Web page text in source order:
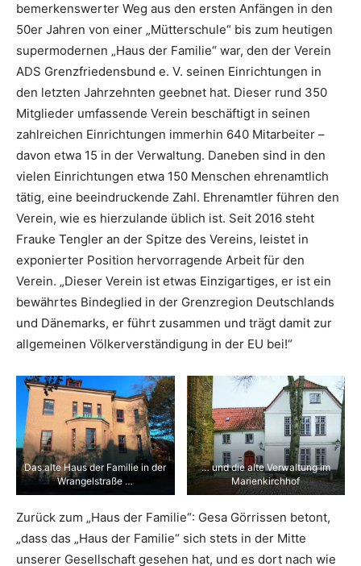
bemerkenswerter Weg aus den ersten Anfängen in den
50er Jahren von einer „Mütterschule“ bis zum heutigen
supermodernen „Haus der Familie“ war, den der Verein
ADS Grenzfriedensbund e. V. seinen Einrichtungen in
den letzten Jahrzehnten geebnet hat. Dieser rund 350
Mitglieder umfassende Verein beschäftigt in seinen
zahlreichen Einrichtungen immerhin 640 Mitarbeiter –
davon etwa 15 in der Verwaltung. Daneben sind in den
vielen Einrichtungen etwa 150 Menschen ehrenamtlich
tätig, eine beeindruckende Zahl. Ehrenamtler führen den
Verein, wie es hierzulande üblich ist. Seit 2016 steht
Frauke Tengler an der Spitze des Vereins, leistet in
exponierter Position hervorragende Arbeit für den
Verein. „Dieser Verein ist etwas Einzigartiges, er ist ein
bewährtes Bindeglied in der Grenzregion Deutschlands
und Dänemarks, er führt zusammen und trägt damit zur
allgemeinen Völkerverständigung in der EU bei!“
Das alte Haus der Familie in der
Wrangelstraße …
… und die alte Verwaltung im
Marienkirchhof
Zurück zum „Haus der Familie“: Gesa Görrissen betont,
„dass das „Haus der Familie“ sich stets in der Mitte
unserer Gesellschaft gesehen hat, und es dort nach wie